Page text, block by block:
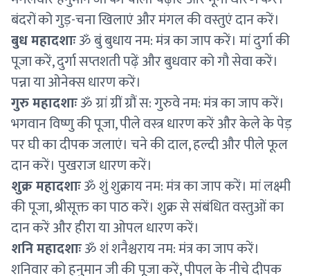
बंदरों को गुड़-चना खिलाएं और मंगल की वस्तुएं दान करें।
बुध महादशाःॐ बुं बुधाय नम: मंत्र का जाप करें। मां दुर्गा की
पूजा करें, दुर्गा सप्तशती पढ़ें और बुधवार को गौ सेवा करें।
पन्ना या ओनेक्स धारण करें।
गुरु महादशाःॐ ग्रां ग्रीं ग्रौं स: गुरुवे नम: मंत्र का जाप करें।
भगवान विष्णु की पूजा, पीले वस्त्र धारण करें और केले के पेड़
पर घी का दीपक जलाएं। चने की दाल, हल्दी और पीले फूल
दान करें। पुखराज धारण करें।
शुक्र महादशाःॐ शुं शुक्राय नम: मंत्र का जाप करें। मां लक्ष्मी
की पूजा, श्रीसूक्त का पाठ करें। शुक्र से संबंधित वस्तुओं का
दान करें और हीरा या ओपल धारण करें।
शनि महादशाःॐ शं शनैश्चराय नम: मंत्र का जाप करें।
शनिवार को हनुमान जी की पूजा करें, पीपल के नीचे दीपक